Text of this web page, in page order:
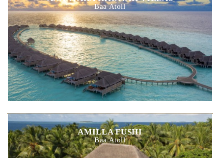
Baa Atoll
AMILLA FUSHI
Baa Atoll